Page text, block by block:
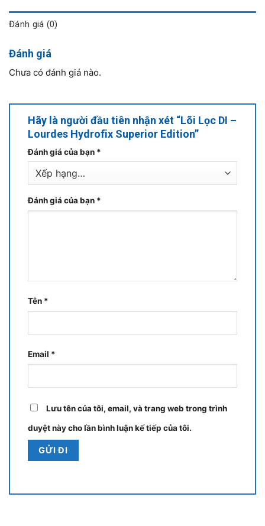
Đánh giá (0)
Đánh giá
Chưa có đánh giá nào.
Hãy là người đầu tiên nhận xét “Lõi Lọc DI –
Lourdes Hydrofix Superior Edition”
Đánh giá của bạn *
Đánh giá của bạn *
Tên *
Email *
Lưu tên của tôi, email, và trang web trong trình
duyệt này cho lần bình luận kế tiếp của tôi.